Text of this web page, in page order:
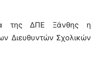
της ΔΠΕ Ξάνθης η
Διευθυντών Σχολικών